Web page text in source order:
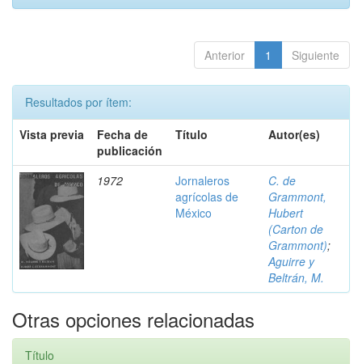
Anterior 1 Siguiente
Resultados por ítem:
Vista previa
Fecha de
publicación
Título Autor(es)
1972
Jornaleros
agrícolas de
México
C. de
Grammont,
Hubert
(Carton de
Grammont);
Aguirre y
Beltrán, M.
Otras opciones relacionadas
Título